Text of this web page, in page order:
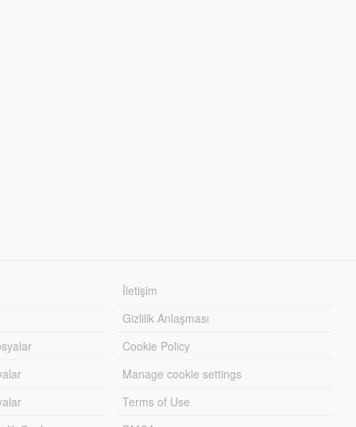
İletişim
Gizlilik Anlaşması
Cookie Policy
Manage cookie settings
Terms of Use